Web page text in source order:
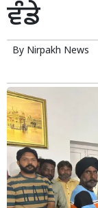
ਵੰਡੇ
By Nirpakh News